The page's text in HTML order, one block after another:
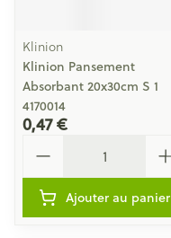
Klinion
Klinion Pansement
Absorbant 20x30cm S 1
4170014
0,47 €
Ajouter au panier